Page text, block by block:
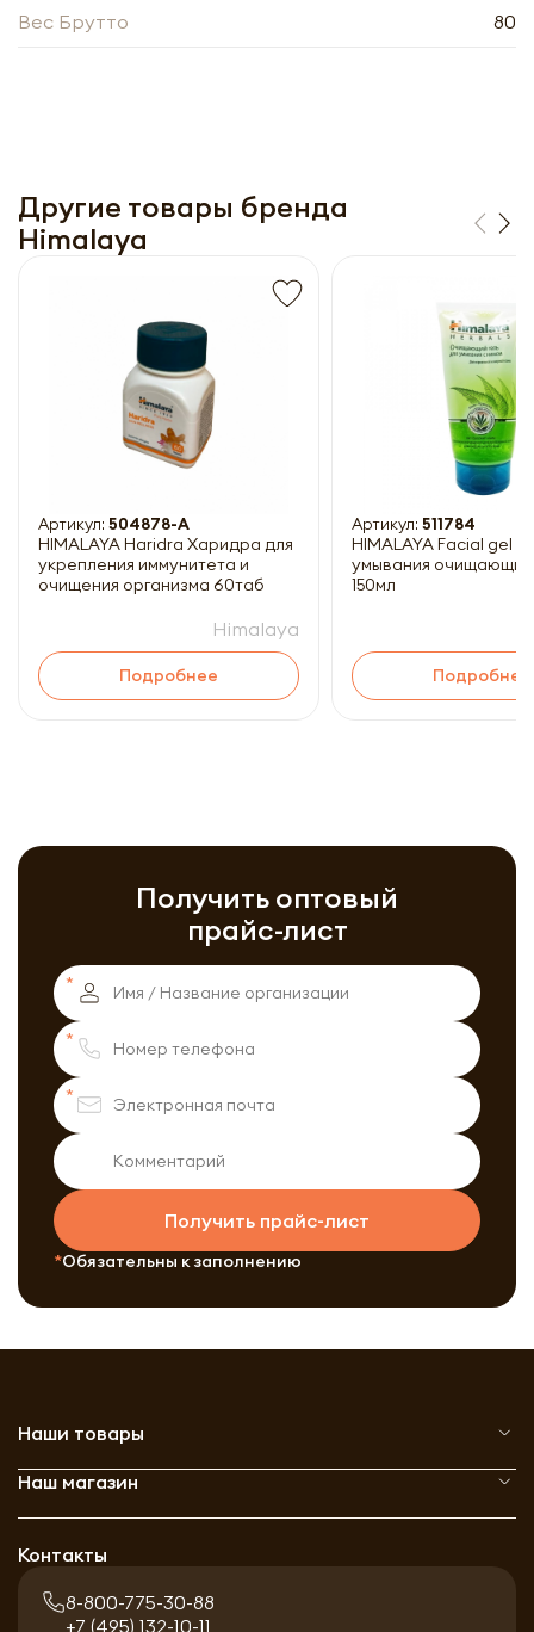
Вес Брутто 80
Другие товары бренда
Himalaya
Артикул: 504878-A
HIMALAYA Haridra Харидра для
укрепления иммунитета и
очищения организма 60таб
Himalaya
Подробнее
Артикул: 511784
HIMALAYA Facial gel
умывания
150мл
Подробнее
Получить оптовый
прайс-лист
Получить прайс-лист
Обязательны к заполнению
Получить прайс-лист
Обязательны к заполнению
Наши товары
Наш магазин
Контакты
8-800-775-30-88
+7 (495) 132-10-11